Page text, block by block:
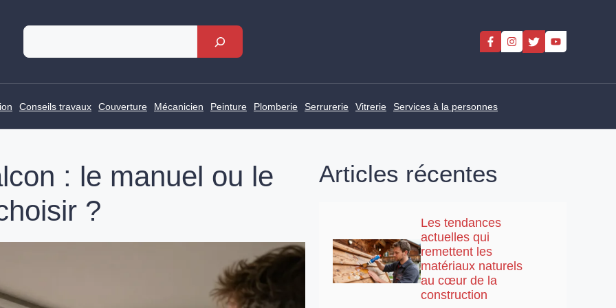
Rechercher
Conseils travaux Couverture Mécanicien Peinture Plomberie Serrurerie Vitrerie Services à la personnes
: le manuel ou le
?
Articles récentes
Les tendances
actuelles qui
remettent les
matériaux naturels
au cœur de la
construction